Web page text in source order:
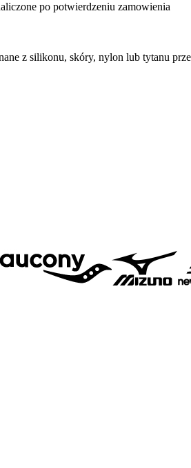
po potwierdzeniu zamowienia
z silikonu, skóry, nylon lub tytanu